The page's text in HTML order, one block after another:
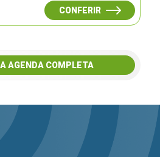
CONFERIR
AGENDA COMPLETA